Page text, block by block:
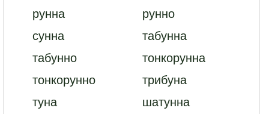
рунна
рунно
сунна
табунна
табунно
тонкорунна
тонкорунно
трибуна
туна
шатунна